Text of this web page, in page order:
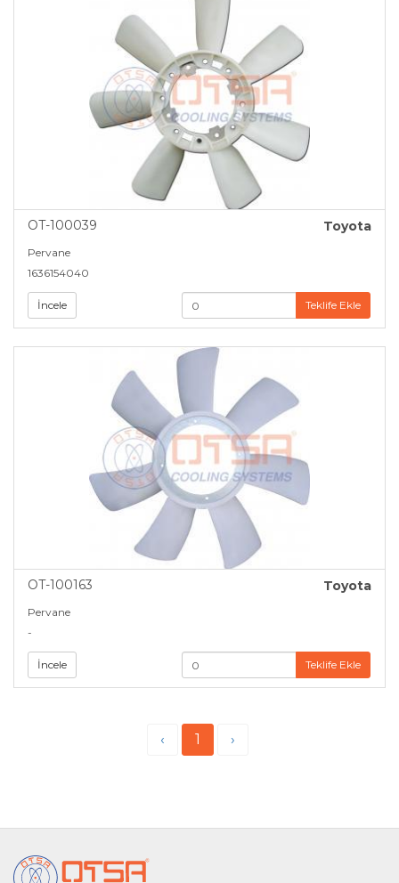
OT-100039 Toyota
Pervane
1636154040
İncele Teklife Ekle
OT-100163 Toyota
Pervane
-
İncele Teklife Ekle
‹ 1 ›